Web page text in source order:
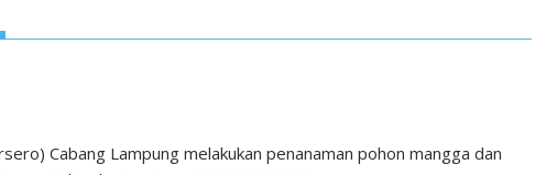
Cabang Lampung melakukan penanaman pohon mangga dan